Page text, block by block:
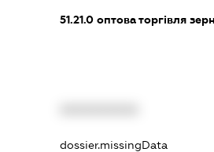
51.21.0оптова торгівля
dossier.missingData